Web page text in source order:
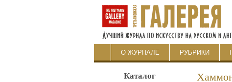
О ЖУРНАЛЕ РУБРИКИ
Каталог